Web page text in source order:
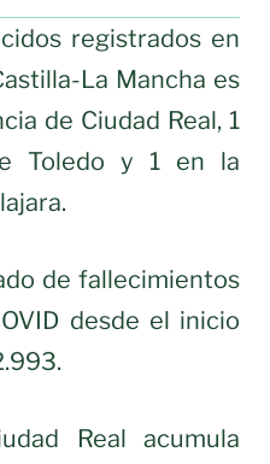
registrados en
La Mancha es
de Ciudad Real, 1
Toledo y 1 en la
de fallecimientos
desde el inicio
Real acumula